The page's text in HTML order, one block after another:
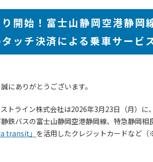
開始！富士山静岡空港静岡
ッチ決済による乗車サービ
にありがとうございます。
トライン株式会社は2026年3月23日（月）
鉄バスの富士山静岡空港静岡線、特急静岡
transit」 を活用したクレジットカードなど